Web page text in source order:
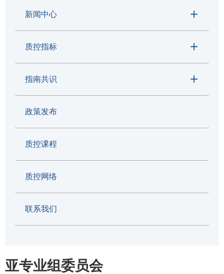
新闻中心
质控指标
指南共识
政策发布
质控课程
质控网络
联系我们
亚专业组委员会